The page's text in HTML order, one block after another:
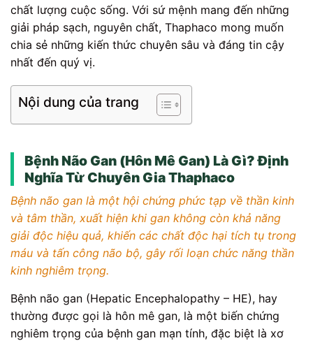
chất lượng cuộc sống. Với sứ mệnh mang đến những
giải pháp sạch, nguyên chất, Thaphaco mong muốn
chia sẻ những kiến thức chuyên sâu và đáng tin cậy
nhất đến quý vị.
Nội dung của trang
Bệnh Não Gan (Hôn Mê Gan) Là Gì? Định
Nghĩa Từ Chuyên Gia Thaphaco
Bệnh não gan là một hội chứng phức tạp về thần kinh
và tâm thần, xuất hiện khi gan không còn khả năng
giải độc hiệu quả, khiến các chất độc hại tích tụ trong
máu và tấn công não bộ, gây rối loạn chức năng thần
kinh nghiêm trọng.
Bệnh não gan (Hepatic Encephalopathy – HE), hay
thường được gọi là hôn mê gan, là một biến chứng
nghiêm trọng của bệnh gan mạn tính, đặc biệt là xơ